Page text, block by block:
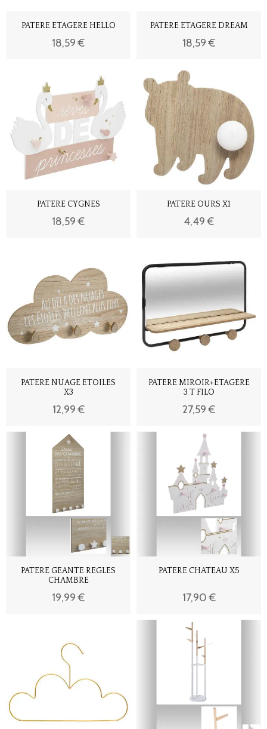
PATERE ETAGERE HELLO
18,59 €
PATERE ETAGERE DREAM
18,59 €
PATERE CYGNES
18,59 €
PATERE OURS X1
4,49 €
PATERE NUAGE ETOILES
X3
12,99 €
PATERE MIROIR+ETAGERE
3 T FILO
27,59 €
PATERE GEANTE REGLES
CHAMBRE
19,99 €
PATERE CHATEAU X5
17,90 €